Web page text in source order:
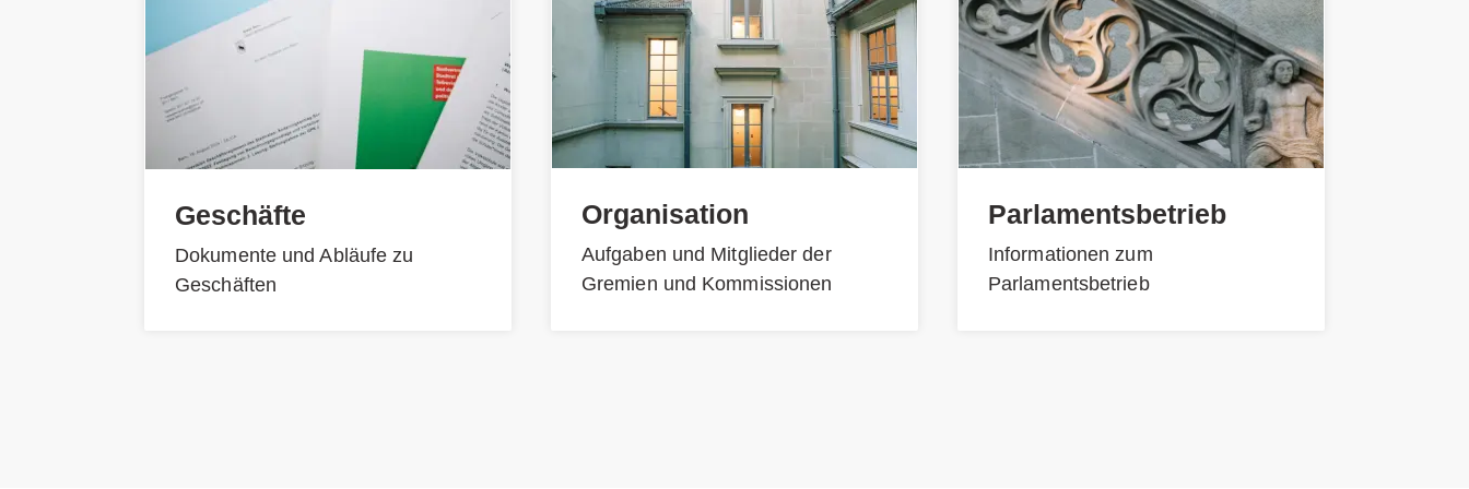
Geschäfte
Dokumente und Abläufe zu
Geschäften
Organisation
Aufgaben und Mitglieder der
Gremien und Kommissionen
Parlamentsbetrieb
Informationen zum
Parlamentsbetrieb